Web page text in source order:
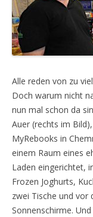
Alle reden von zu
Doch warum nicht
nun mal schon da
Auer (rechts im
MyRebooks in
einem Raum eines
Laden eingerichtet,
Frozen Joghurts,
zwei Tische und vor
Sonnenschirme.